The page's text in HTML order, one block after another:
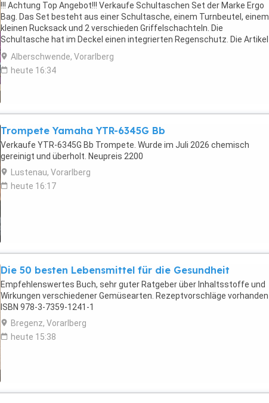
!!! Achtung Top Angebot!!! Verkaufe Schultaschen Set der Marke Ergo
Bag. Das Set besteht aus einer Schultasche, einem Turnbeutel, einem
kleinen Rucksack und 2 verschieden Griffelschachteln. Die
Schultasche hat im Deckel einen integrierten Regenschutz. Die Artikel
sind gebraucht, aber in einem Top Zustand. Am ...
Alberschwende, Vorarlberg
heute 16:34
Trompete Yamaha YTR-6345G Bb
Verkaufe YTR-6345G Bb Trompete. Wurde im Juli 2026 chemisch
gereinigt und überholt. Neupreis 2200
Lustenau, Vorarlberg
heute 16:17
Die 50 besten Lebensmittel für die Gesundheit
Empfehlenswertes Buch, sehr guter Ratgeber über Inhaltsstoffe und
Wirkungen verschiedener Gemüsearten. Rezeptvorschläge vorhanden
ISBN 978-3-7359-1241-1
Bregenz, Vorarlberg
heute 15:38